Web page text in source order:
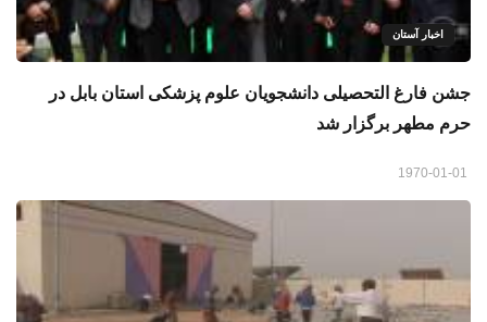
اخبار آستان
جشن فارغ التحصیلی دانشجویان علوم پزشکی استان بابل در
حرم مطهر برگزار شد